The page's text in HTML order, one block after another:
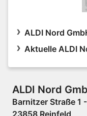
ALDI Nord
Aktuelle ALDI
ALDI Nord
Barnitzer Straße 1
23858 Reinfeld